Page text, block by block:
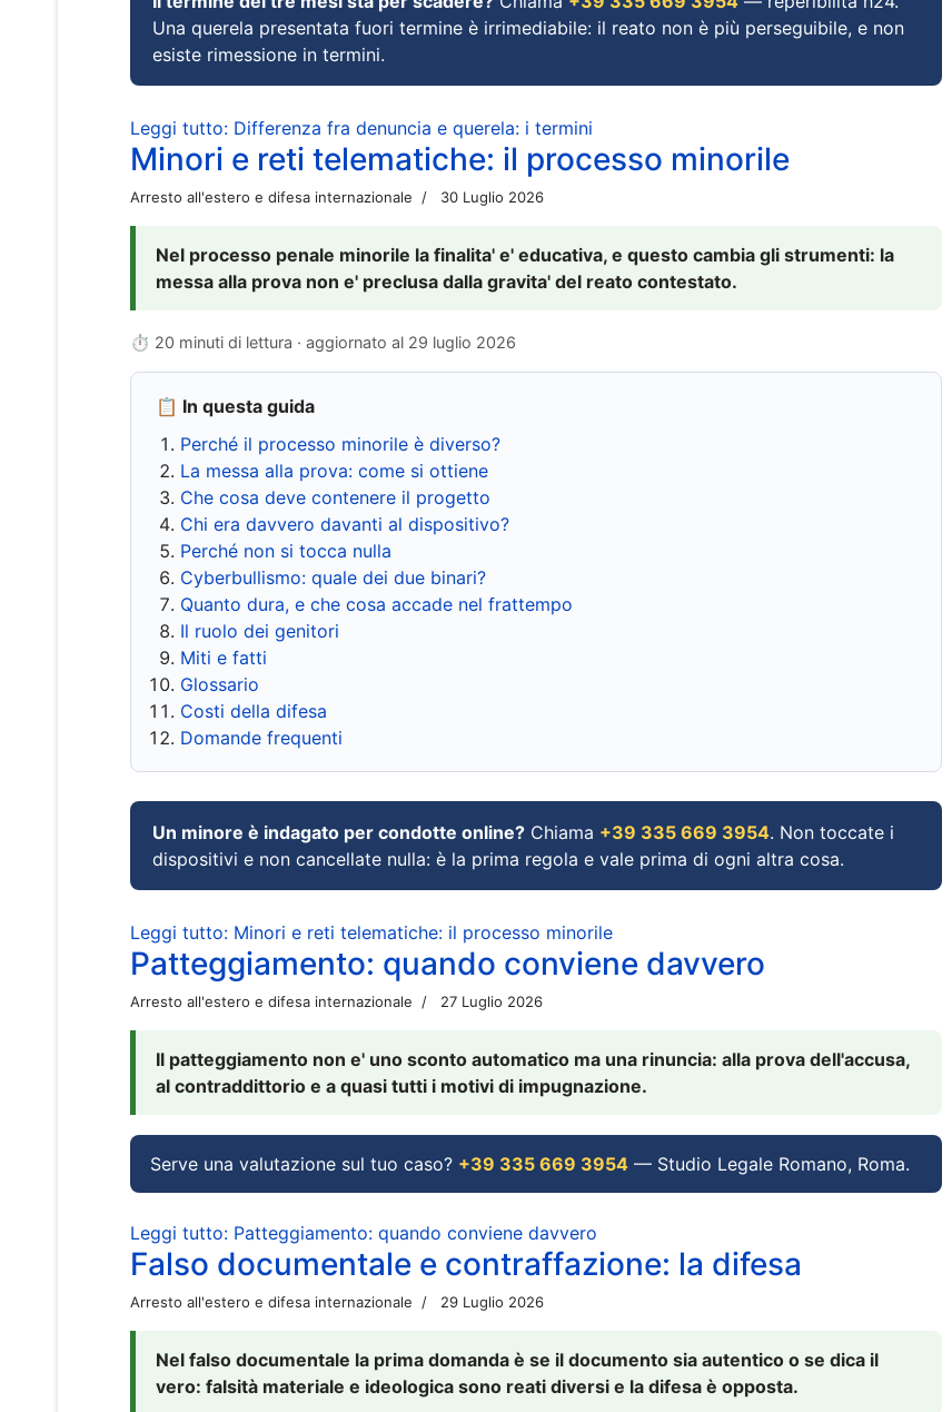
Una querela presentata fuori termine è irrimediabile: il reato non è più perseguibile, e non
esiste rimessione in termini.
Leggi tutto: Differenza fra denuncia e querela: i termini
Minori e reti telematiche: il processo minorile
Arresto all'estero e difesa internazionale 30 Luglio 2026
Nel processo penale minorile la finalita' e' educativa, e questo cambia gli strumenti: la
messa alla prova non e' preclusa dalla gravita' del reato contestato.
⏱ 20 minuti di lettura · aggiornato al 29 luglio 2026
📋 In questa guida
Perché il processo minorile è diverso?
La messa alla prova: come si ottiene
Che cosa deve contenere il progetto
Chi era davvero davanti al dispositivo?
Perché non si tocca nulla
Cyberbullismo: quale dei due binari?
Quanto dura, e che cosa accade nel frattempo
Il ruolo dei genitori
Miti e fatti
Glossario
Costi della difesa
Domande frequenti
Un minore è indagato per condotte online? Chiama +39 335 669 3954. Non toccate i
dispositivi e non cancellate nulla: è la prima regola e vale prima di ogni altra cosa.
Leggi tutto: Minori e reti telematiche: il processo minorile
Patteggiamento: quando conviene davvero
Arresto all'estero e difesa internazionale 27 Luglio 2026
Il patteggiamento non e' uno sconto automatico ma una rinuncia: alla prova dell'accusa,
al contraddittorio e a quasi tutti i motivi di impugnazione.
Serve una valutazione sul tuo caso? +39 335 669 3954 — Studio Legale Romano, Roma.
Leggi tutto: Patteggiamento: quando conviene davvero
Falso documentale e contraffazione: la difesa
Arresto all'estero e difesa internazionale 29 Luglio 2026
Nel falso documentale la prima domanda è se il documento sia autentico o se dica il
vero: falsità materiale e ideologica sono reati diversi e la difesa è opposta.